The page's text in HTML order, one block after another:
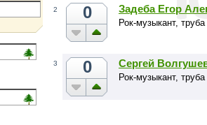
2 0 Задеба Егор
Рок-музыкант,
3 0 Сергей
Рок-музыкант,